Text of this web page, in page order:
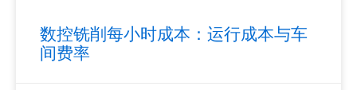
数控铣削每小时成本：运行成本与车
间费率